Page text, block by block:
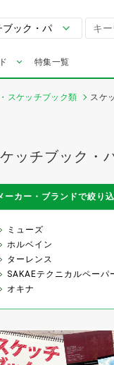
特集一覧
スケッチブック類 スケ
ッチブック・
ーカー・ブランドで絞り
ミューズ
ホルベイン
ターレンス
SAKAEテクニカルペーパ
オキナ